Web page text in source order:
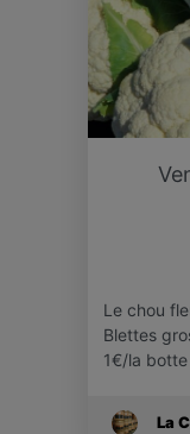
Le chou
Blettes
1€/la
La